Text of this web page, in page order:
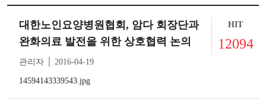
대한노인요양병원협회, 암다 회장단과
완화의료 발전을 위한 상호협력 논의
관리자 │ 2016-04-19
14594143339543.jpg
HIT
12094